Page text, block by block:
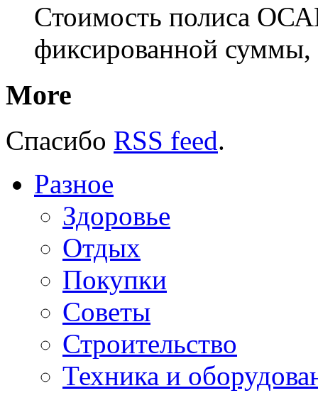
Стоимость полиса
фиксированной
More
Спасибо RSS feed.
Разное
Здоровье
Отдых
Покупки
Советы
Строительство
Техника и